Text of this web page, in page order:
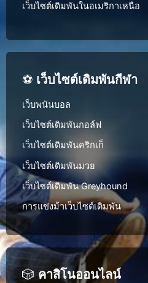
เว็บไซต์เดิมพันในอเมริกาเหนือ
⚽ เว็บไซต์เดิมพันกีฬา
เว็บพนันบอล
เว็บไซต์เดิมพันกอล์ฟ
เว็บไซต์เดิมพันคริกเก็
เว็บไซต์เดิมพันมวย
เว็บไซต์เดิมพัน Greyhound
การแข่งม้าเว็บไซต์เดิมพัน
🎲คาสิโนออนไลน์